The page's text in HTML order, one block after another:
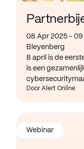
08 Apr 2025 -
Bleyenberg
8 april is de
is een
Door Alert Online
Webinar